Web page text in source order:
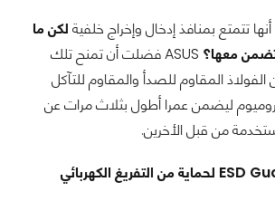
تتمتع بمنافذ إدخال وإخراج خلفية لكن ما
معها؟
ASUS فضلت أن تمنح تلك
المقاوم للصدأ والمقاوم للتآكل
ليضمن عمرا أطول بثلاث مرات عن
من قبل الأخرين.